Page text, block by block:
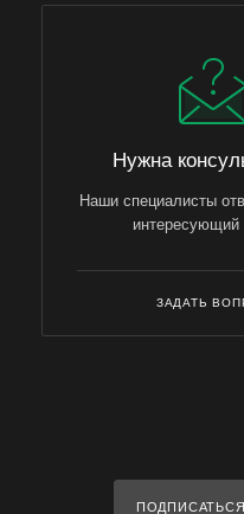
ДОПОЛНИТЕЛЬНО
Нужна
Наши специалисты
интересующий
ЗАДАТЬ